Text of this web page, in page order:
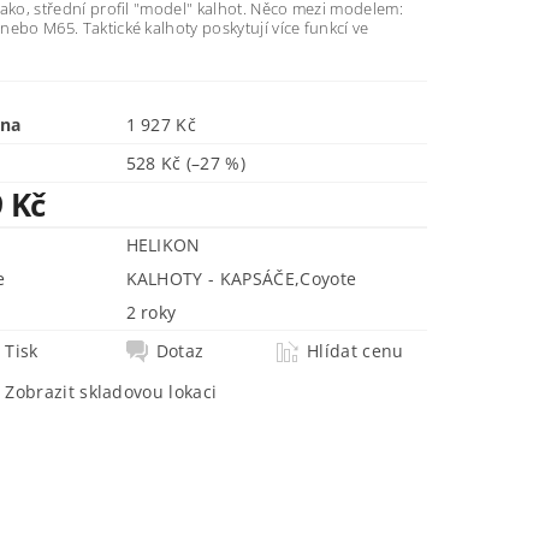
střední profil "model" kalhot. Něco mezi modelem:
nebo M65. Taktické kalhoty poskytují více funkcí ve
1 927 Kč
528 Kč (–27 %)
Kč
HELIKON
KALHOTY - KAPSÁČE,Coyote
2 roky
Tisk
Dotaz
Hlídat cenu
Zobrazit skladovou lokaci